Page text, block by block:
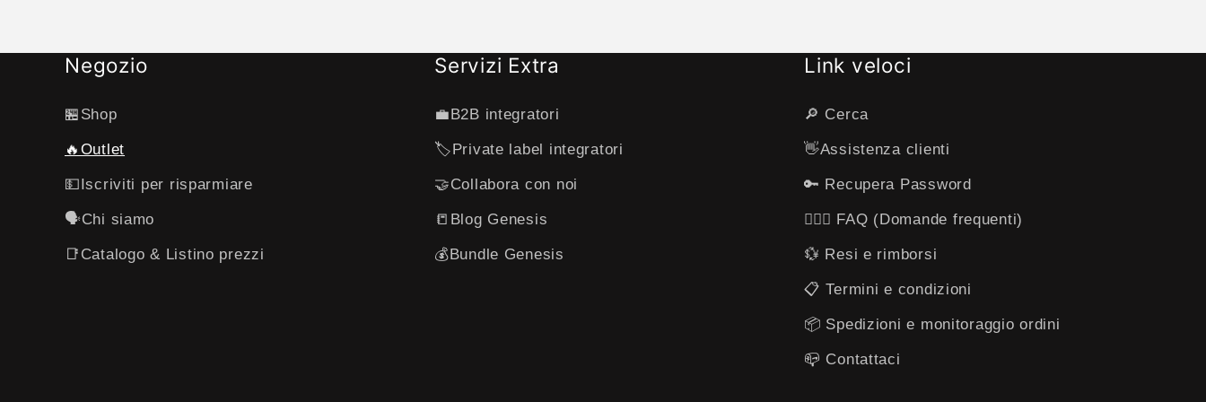
sto vedendo i primi
risultati dopo 12giorni ho
Negozio
🏪Shop
🔥Outlet
💵Iscriviti per risparmiare
🗣️Chi siamo
📑Catalogo & Listino prezzi
Servizi Extra
💼B2B integratori
🏷️Private label integratori
🤝Collabora con noi
📒Blog Genesis
💰Bundle Genesis
Link veloci
🔎 Cerca
👋​Assistenza clienti
🔑 Recupera Password
🙋🏻‍♂️ FAQ (Domande frequenti)
💱 Resi e rimborsi
​📋​ Termini e condizioni
📦 Spedizioni e monitoraggio ordini
📪 ​​Contattaci